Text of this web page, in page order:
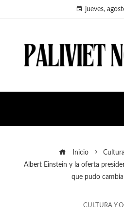
jueves,
Inicio
Albert Einstein y la oferta
que pudo
CULTURA Y